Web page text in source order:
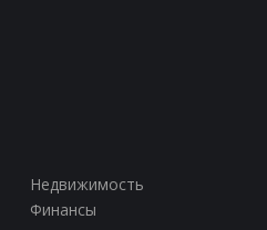
Недвижимость
Финансы